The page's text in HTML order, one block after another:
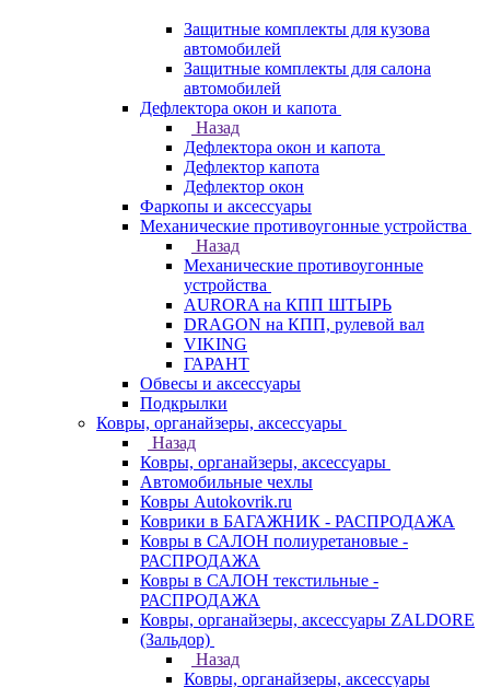
Защитные комплекты для кузова
автомобилей
Защитные комплекты для салона
автомобилей
Дефлектора окон и капота
Назад
Дефлектора окон и капота
Дефлектор капота
Дефлектор окон
Фаркопы и аксессуары
Механические противоугонные устройства
Назад
Механические противоугонные
устройства
AURORA на КПП ШТЫРЬ
DRAGON на КПП, рулевой вал
VIKING
ГАРАНТ
Обвесы и аксессуары
Подкрылки
Ковры, органайзеры, аксессуары
Назад
Ковры, органайзеры, аксессуары
Автомобильные чехлы
Ковры Autokovrik.ru
Коврики в БАГАЖНИК - РАСПРОДАЖА
Ковры в САЛОН полиуретановые -
РАСПРОДАЖА
Ковры в САЛОН текстильные -
РАСПРОДАЖА
Ковры, органайзеры, аксессуары ZALDORE
(Зальдор)
Назад
Ковры, органайзеры, аксессуары